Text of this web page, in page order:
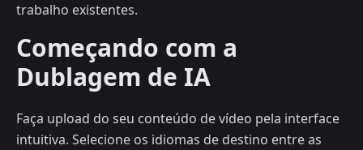
trabalho existentes.
Começando com a
Dublagem de IA
Faça upload do seu conteúdo de vídeo pela interface
intuitiva. Selecione os idiomas de destino entre as